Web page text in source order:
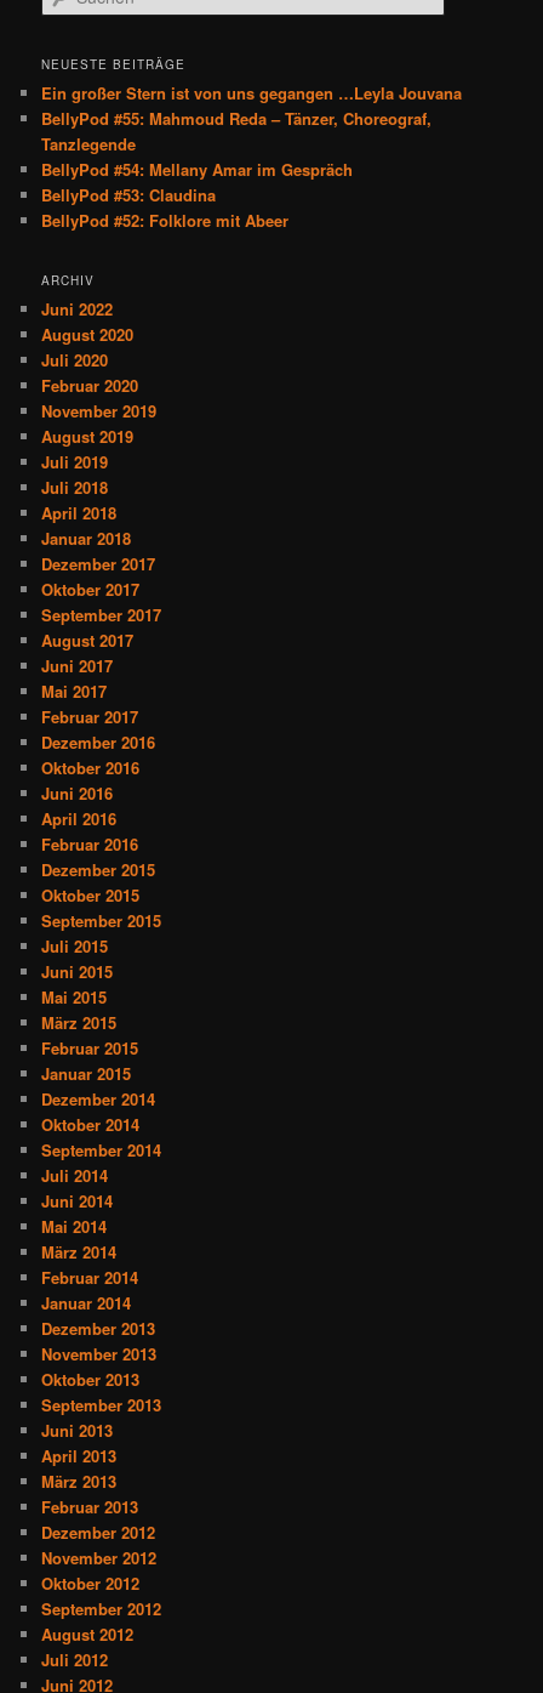
u
h
n
NEUESTE BEITRÄGE
Ein großer Stern ist von uns gegangen …Leyla Jouvana
BellyPod #55: Mahmoud Reda – Tänzer, Choreograf,
Tanzlegende
BellyPod #54: Mellany Amar im Gespräch
BellyPod #53: Claudina
BellyPod #52: Folklore mit Abeer
ARCHIV
Juni 2022
August 2020
Juli 2020
Februar 2020
November 2019
August 2019
Juli 2019
Juli 2018
April 2018
Januar 2018
Dezember 2017
Oktober 2017
September 2017
August 2017
Juni 2017
Mai 2017
Februar 2017
Dezember 2016
Oktober 2016
Juni 2016
April 2016
Februar 2016
Dezember 2015
Oktober 2015
September 2015
Juli 2015
Juni 2015
Mai 2015
März 2015
Februar 2015
Januar 2015
Dezember 2014
Oktober 2014
September 2014
Juli 2014
Juni 2014
Mai 2014
März 2014
Februar 2014
Januar 2014
Dezember 2013
November 2013
Oktober 2013
September 2013
Juni 2013
April 2013
März 2013
Februar 2013
Dezember 2012
November 2012
Oktober 2012
September 2012
August 2012
Juli 2012
Juni 2012